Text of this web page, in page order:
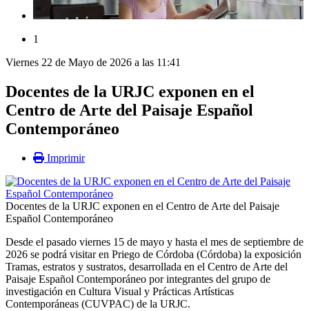
1
Viernes 22 de Mayo de 2026 a las 11:41
Docentes de la URJC exponen en el
Centro de Arte del Paisaje Español
Contemporáneo
Imprimir
Docentes de la URJC exponen en el Centro de Arte del Paisaje
Español Contemporáneo
Desde el pasado viernes 15 de mayo y hasta el mes de septiembre de
2026 se podrá visitar en Priego de Córdoba (Córdoba) la exposición
Tramas, estratos y sustratos, desarrollada en el Centro de Arte del
Paisaje Español Contemporáneo por integrantes del grupo de
investigación en Cultura Visual y Prácticas Artísticas
Contemporáneas (CUVPAC) de la URJC.